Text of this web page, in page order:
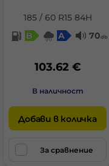
185 / 60 R15 84H
B
A 70db
103.62 €
В наличност
Добави в количка
За сравнение